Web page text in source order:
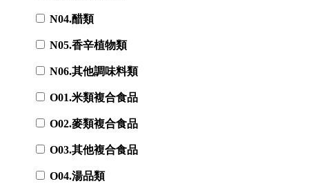
N04.醋類
N05.香辛植物類
N06.其他調味料類
O01.米類複合食品
O02.麥類複合食品
O03.其他複合食品
O04.湯品類